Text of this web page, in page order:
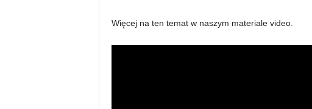
Więcej na ten temat w naszym materiale video.